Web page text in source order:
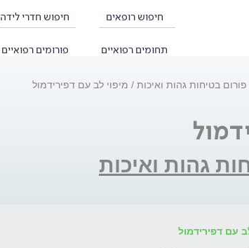
חיפוש רופאים חיפוש חדרי לידה
תחומים רפואיים פורומים רפואיים
פורום בטיחות גהות ואיכות מיפוי לב עם דפירידמול
גהות ואיכות